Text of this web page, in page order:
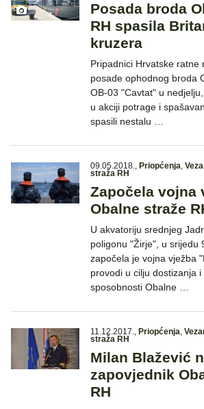
Posada broda
RH spasila
kruzera
Pripadnici Hrvatske ratne
posade ophodnog broda
OB-03 "Cavtat" u
u akciji potrage i
spasili nestalu …
09.05.2018., Priopćenja,
straža RH
Započela vojna
Obalne straže
U akvatoriju srednjeg
poligonu "Žirje", u srijedu
započela je vojna vježba
provodi u cilju dostizanja
sposobnosti Obalne …
11.12.2017., Priopćenja,
straža RH
Milan Blažević
zapovjednik
RH